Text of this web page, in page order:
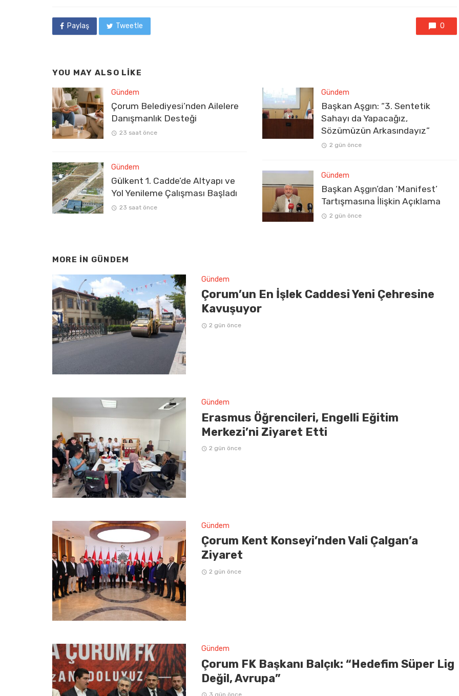
Paylaş Tweetle 0
YOU MAY ALSO LIKE
Gündem
Çorum Belediyesi’nden Ailelere
Danışmanlık Desteği
23 saat önce
Gündem
Gülkent 1. Cadde’de Altyapı ve
Yol Yenileme Çalışması Başladı
23 saat önce
Gündem
Başkan Aşgın: “3. Sentetik
Sahayı da Yapacağız,
Sözümüzün Arkasındayız”
2 gün önce
Gündem
Başkan Aşgın’dan ‘Manifest’
Tartışmasına İlişkin Açıklama
2 gün önce
MORE IN GÜNDEM
Gündem
Çorum’un En İşlek Caddesi Yeni Çehresine
Kavuşuyor
2 gün önce
Gündem
Erasmus Öğrencileri, Engelli Eğitim
Merkezi’ni Ziyaret Etti
2 gün önce
Gündem
Çorum Kent Konseyi’nden Vali Çalgan’a
Ziyaret
2 gün önce
Gündem
Çorum FK Başkanı Balçık: “Hedefim Süper Lig
Değil, Avrupa”